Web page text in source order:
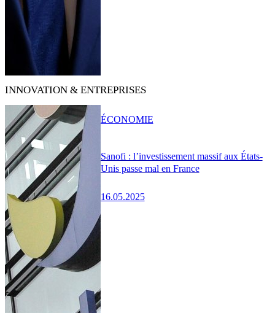
INNOVATION & ENTREPRISES
Sanofi : l’investissement massif aux États-
Unis passe mal en France
16.05.2025
ÉCONOMIE